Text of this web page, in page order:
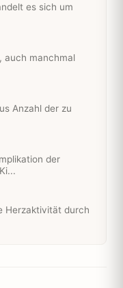
es sich um
auch manchmal
Anzahl der zu
der
Herzaktivität durch